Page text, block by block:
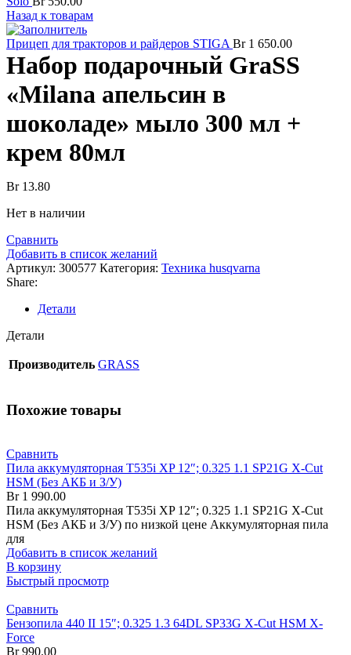
Назад к товарам
Прицеп для тракторов и райдеров STIGA Br1 650.00
Набор подарочный GraSS
«Milana апельсин в
шоколаде» мыло 300 мл +
крем 80мл
Br13.80
Нет в наличии
Сравнить
Добавить в список желаний
Артикул: 300577 Категория: Техника husqvarna
Share:
Детали
Детали
Производитель GRASS
Похожие товары
Сравнить
Пила аккумуляторная T535i XP 12″; 0.325 1.1 SP21G X-Cut
HSM (Без АКБ и З/У)
Br1 990.00
Пила аккумуляторная T535i XP 12″; 0.325 1.1 SP21G X-Cut
HSM (Без АКБ и З/У) по низкой цене Аккумуляторная пила
для
Добавить в список желаний
В корзину
Быстрый просмотр
Сравнить
Бензопила 440 II 15″; 0.325 1.3 64DL SP33G X-Cut HSM X-
Force
Br990.00